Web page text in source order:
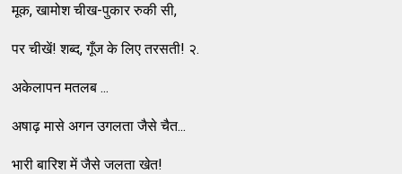
मूक, खामोश चीख-पुकार रुकी सी,
पर चीखें! शब्द, गूँज के लिए तरसती! २.
अकेलापन मतलब ...
अषाढ़ मासे अगन उगलता जैसे चैत...
भारी बारिश में जैसे जलता खेत!